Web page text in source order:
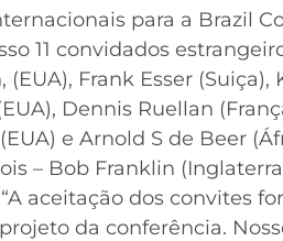
para a Brazil
11 convidados
Frank Esser
Dennis Ruellan
e Arnold S de Beer
– Bob Franklin
aceitação dos convites
da conferência.